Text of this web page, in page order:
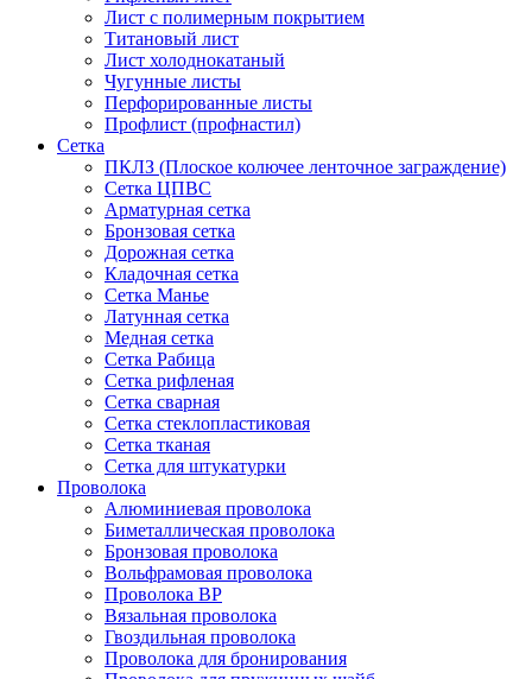
Лист с полимерным покрытием
Титановый лист
Лист холоднокатаный
Чугунные листы
Перфорированные листы
Профлист (профнастил)
Сетка
ПКЛЗ (Плоское колючее ленточное заграждение)
Сетка ЦПВС
Арматурная сетка
Бронзовая сетка
Дорожная сетка
Кладочная сетка
Сетка Манье
Латунная сетка
Медная сетка
Сетка Рабица
Сетка рифленая
Сетка сварная
Сетка стеклопластиковая
Сетка тканая
Сетка для штукатурки
Проволока
Алюминиевая проволока
Биметаллическая проволока
Бронзовая проволока
Вольфрамовая проволока
Проволока ВР
Вязальная проволока
Гвоздильная проволока
Проволока для бронирования